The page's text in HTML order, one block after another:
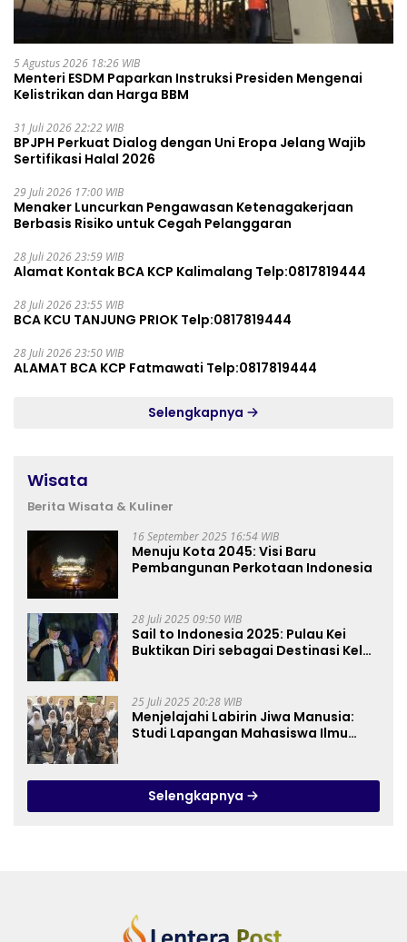
5 Agustus 2026 18:26 WIB
Menteri ESDM Paparkan Instruksi Presiden Mengenai
Kelistrikan dan Harga BBM
31 Juli 2026 22:22 WIB
BPJPH Perkuat Dialog dengan Uni Eropa Jelang Wajib
Sertifikasi Halal 2026
29 Juli 2026 17:00 WIB
Menaker Luncurkan Pengawasan Ketenagakerjaan
Berbasis Risiko untuk Cegah Pelanggaran
28 Juli 2026 23:59 WIB
Alamat Kontak BCA KCP Kalimalang Telp:0817819444
28 Juli 2026 23:55 WIB
BCA KCU TANJUNG PRIOK Telp:0817819444
28 Juli 2026 23:50 WIB
ALAMAT BCA KCP Fatmawati Telp:0817819444
Selengkapnya
Wisata
Berita Wisata & Kuliner
16 September 2025 16:54 WIB
Menuju Kota 2045: Visi Baru
Pembangunan Perkotaan Indonesia
28 Juli 2025 09:50 WIB
Sail to Indonesia 2025: Pulau Kei
Buktikan Diri sebagai Destinasi Kelas
25 Juli 2025 20:28 WIB
Menjelajahi Labirin Jiwa Manusia:
Studi Lapangan Mahasiswa Ilmu
Selengkapnya